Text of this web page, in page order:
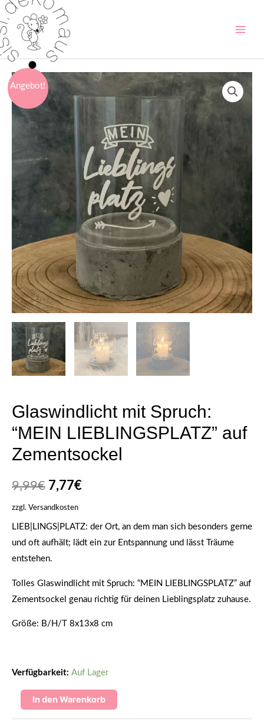
Angebot!
Glaswindlicht mit Spruch:
“MEIN LIEBLINGSPLATZ” auf
Zementsockel
9,99€ 7,77€
zzgl. Versandkosten
LIEB|LINGS|PLATZ: der Ort, an dem man sich besonders gerne
und oft aufhält; lädt ein zur Entspannung und lässt Träume
entstehen.
Tolles Glaswindlicht mit Spruch: “MEIN LIEBLINGSPLATZ” auf
Zementsockel genau richtig für deinen Lieblingsplatz zuhause.
Größe: B/H/T 8x13x8 cm
Verfügbarkeit: Auf Lager
In den Warenkorb